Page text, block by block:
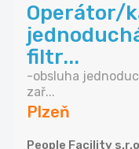
Operátor/
filtr...
-obsluha
zař...
Plzeň
People Facility